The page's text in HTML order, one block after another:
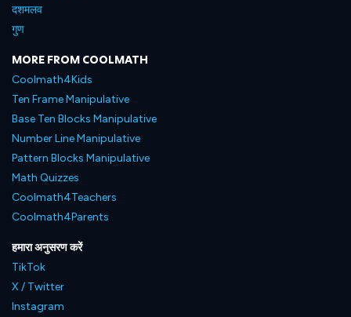
दशमलव
गुण
MORE FROM COOLMATH
Coolmath4Kids
Ten Frame Manipulative
Base Ten Blocks Manipulative
Number Line Manipulative
Pattern Blocks Manipulative
Math Quizzes
Coolmath4Teachers
Coolmath4Parents
हमारा अनुसरण करें
TikTok
X / Twitter
Instagram